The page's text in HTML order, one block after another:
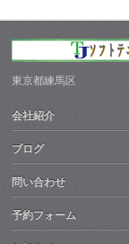
東京都練馬区
会社紹介
ブログ
問い合わせ
予約フォーム